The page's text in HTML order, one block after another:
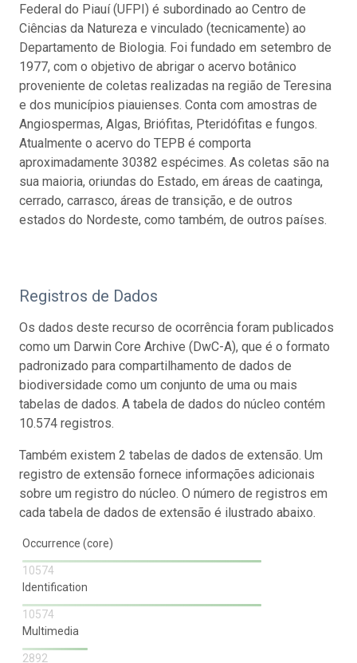
Federal do Piauí (UFPI) é subordinado ao Centro de
Ciências da Natureza e vinculado (tecnicamente) ao
Departamento de Biologia. Foi fundado em setembro de
1977, com o objetivo de abrigar o acervo botânico
proveniente de coletas realizadas na região de Teresina
e dos municípios piauienses. Conta com amostras de
Angiospermas, Algas, Briófitas, Pteridófitas e fungos.
Atualmente o acervo do TEPB é comporta
aproximadamente 30382 espécimes. As coletas são na
sua maioria, oriundas do Estado, em áreas de caatinga,
cerrado, carrasco, áreas de transição, e de outros
estados do Nordeste, como também, de outros países.
Registros de Dados
Os dados deste recurso de ocorrência foram publicados
como um Darwin Core Archive (DwC-A), que é o formato
padronizado para compartilhamento de dados de
biodiversidade como um conjunto de uma ou mais
tabelas de dados. A tabela de dados do núcleo contém
10.574 registros.
Também existem 2 tabelas de dados de extensão. Um
registro de extensão fornece informações adicionais
sobre um registro do núcleo. O número de registros em
cada tabela de dados de extensão é ilustrado abaixo.
Occurrence (core)
10574
Identification
10574
Multimedia
2892